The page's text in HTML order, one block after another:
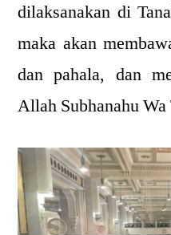
dilaksanakan di
maka akan
dan pahala, dan
Allah Subhanahu Wa